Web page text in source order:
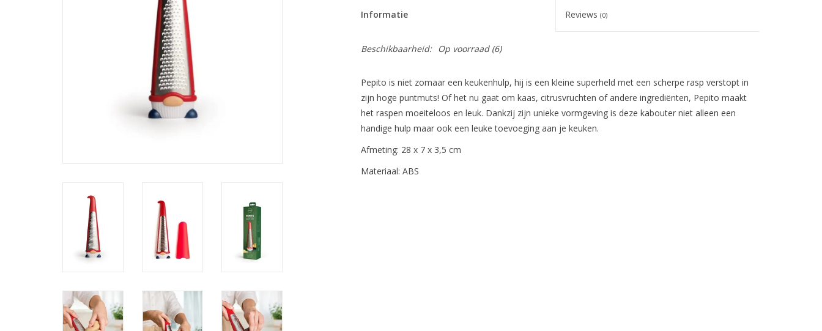
Informatie Reviews(0)
Beschikbaarheid: Op voorraad(6)
Pepito is niet zomaar een keukenhulp, hij is een kleine superheld met een scherpe rasp verstopt in
zijn hoge puntmuts! Of het nu gaat om kaas, citrusvruchten of andere ingrediënten, Pepito maakt
het raspen moeiteloos en leuk. Dankzij zijn unieke vormgeving is deze kabouter niet alleen een
handige hulp maar ook een leuke toevoeging aan je keuken.
Afmeting: 28 x 7 x 3,5 cm
Materiaal: ABS